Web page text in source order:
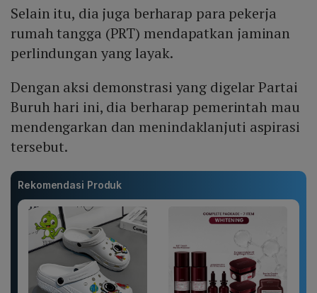
Selain itu, dia juga berharap para pekerja
rumah tangga (PRT) mendapatkan jaminan
perlindungan yang layak.
Dengan aksi demonstrasi yang digelar Partai
Buruh hari ini, dia berharap pemerintah mau
mendengarkan dan menindaklanjuti aspirasi
tersebut.
Rekomendasi Produk